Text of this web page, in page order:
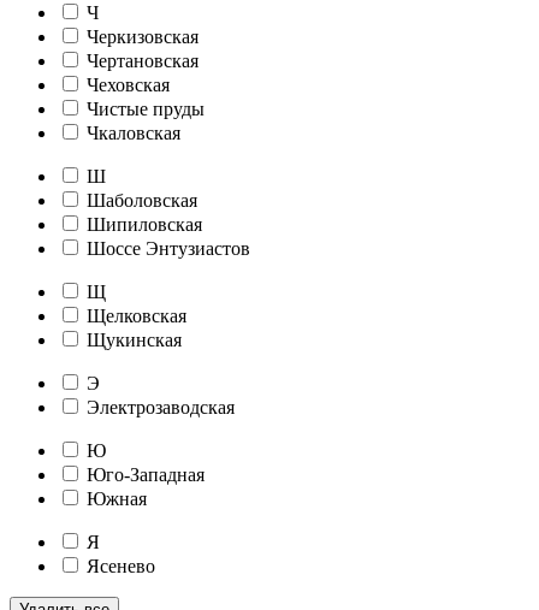
Ч
Черкизовская
Чертановская
Чеховская
Чистые пруды
Чкаловская
Ш
Шаболовская
Шипиловская
Шоссе Энтузиастов
Щ
Щелковская
Щукинская
Э
Электрозаводская
Ю
Юго-Западная
Южная
Я
Ясенево